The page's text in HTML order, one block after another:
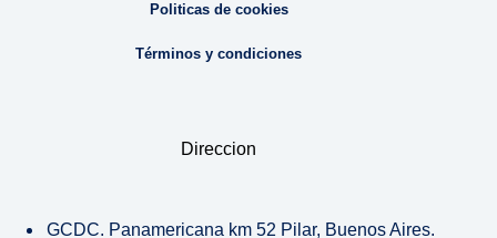
Politicas de cookies
Términos y condiciones
Direccion
GCDC. Panamericana km 52 Pilar, Buenos Aires.